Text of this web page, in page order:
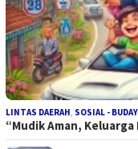
LINTAS DAERAH, SOSIAL -
“Mudik Aman,